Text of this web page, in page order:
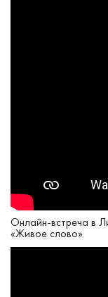
Онлайн-встреча в
«Живое слово»